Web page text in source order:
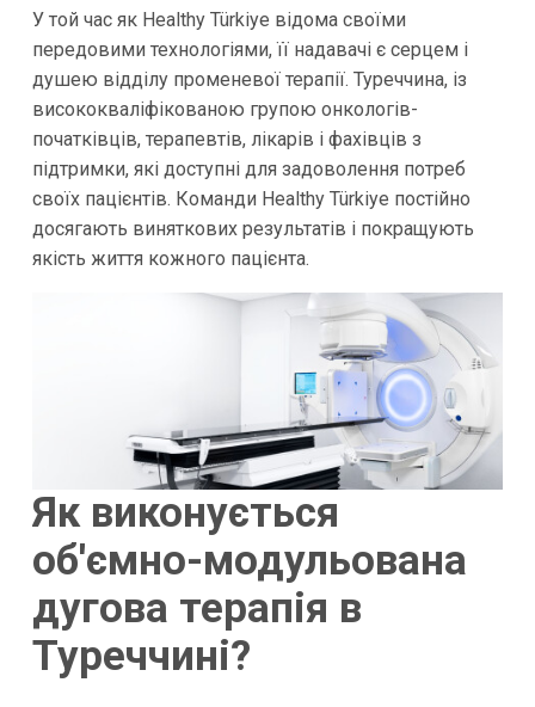
У той час як Healthy Türkiye відома своїми
передовими технологіями, її надавачі є серцем і
душею відділу променевої терапії. Туреччина, із
висококваліфікованою групою онкологів-
початківців, терапевтів, лікарів і фахівців з
підтримки, які доступні для задоволення потреб
своїх пацієнтів. Команди Healthy Türkiye постійно
досягають виняткових результатів і покращують
якість життя кожного пацієнта.
Як виконується
об'ємно-модульована
дугова терапія в
Туреччині?